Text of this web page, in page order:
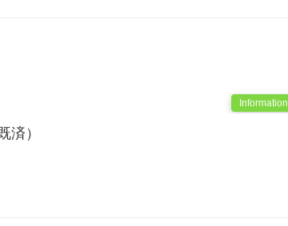
Information
済）